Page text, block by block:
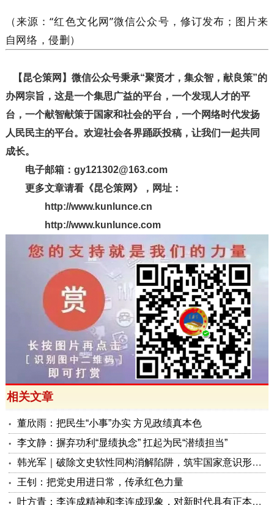
（来源：“红色文化网”微信公众号，修订发布；图片来
自网络，侵删）
【昆仑策网】微信公众号秉承“聚贤才，集众智，献良策”的
办网宗旨，这是一个集思广益的平台，一个发现人才的平
台，一个献智献策于国家和社会的平台，一个网络时代发扬
人民民主的平台。欢迎社会各界踊跃投稿，让我们一起共同
成长。
电子邮箱：gy121302@163.com
更多文章请看《昆仑策网》，网址：
http://www.kunlunce.cn
http://www.kunlunce.com
相关文章
董欣雨：把民生“小事”办实 方见政绩真本色
李文静：摒弃功利“显绩执念” 扛起为民“潜绩担当”
韩光军｜破除文史软性同构消解陷阱，筑牢国家意识形态安全屏障
王钊：把党史用进日常，传承红色力量
叶方青：李连成精神和李连成现象，对新时代具有正本清源的重大启发